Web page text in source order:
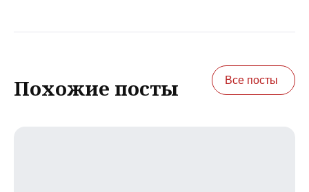
Похожие посты Все посты